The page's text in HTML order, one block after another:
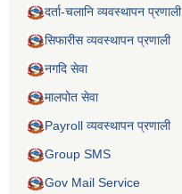
दर्ता-चलानि व्यवस्थापन प्रणाली
सिफारीस व्यवस्थापन प्रणाली
नगदि सेवा
मालपोत सेवा
Payroll व्यवस्थापन प्रणाली
Group SMS
Gov Mail Service